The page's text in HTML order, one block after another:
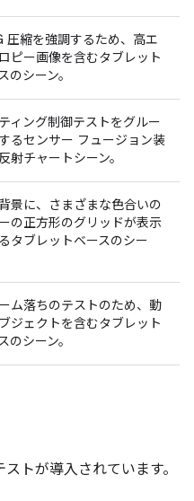
圧縮を強調するため、高エ
ピー画像を含むタブレット
のシーン。
ィング制御テストをグルー
るセンサー フュージョン装
射チャートシーン。
景に、さまざまな色合いの
の正方形のグリッドが表示
タブレットベースのシー
ム落ちのテストのため、動
ジェクトを含むタブレット
のシーン。
トが導入されています。